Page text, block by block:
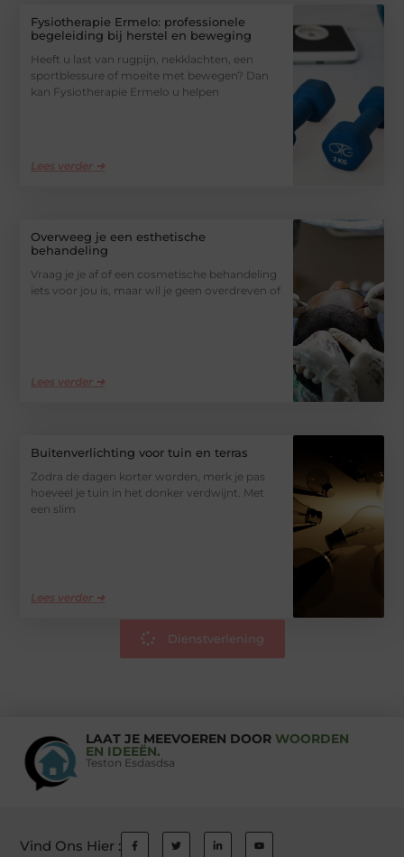
Fysiotherapie Ermelo: professionele
begeleiding bij herstel en beweging
Heeft u last van rugpijn, nekklachten, een
sportblessure of moeite met bewegen? Dan
kan Fysiotherapie Ermelo u helpen
Lees verder ➜
Overweeg je een esthetische
behandeling
Vraag je je af of een cosmetische behandeling
iets voor jou is, maar wil je geen overdreven of
Lees verder ➜
Buitenverlichting voor tuin en terras
Zodra de dagen korter worden, merk je pas
hoeveel je tuin in het donker verdwijnt. Met
een slim
Lees verder ➜
Dienstverlening
LAAT JE MEEVOEREN DOOR WOORDEN
EN IDEEËN.
Teston Esdasdsa
Vind Ons Hier :